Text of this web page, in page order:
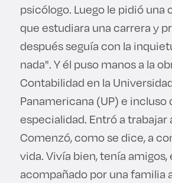
psicólogo. Luego le pidió una
que estudiara una carrera y
después seguía con la
nada". Y él puso manos a la
Contabilidad en la
Panamericana (UP) e incluso
especialidad. Entró a trabajar
Comenzó, como se dice, a
vida. Vivía bien, tenía amigos,
acompañado por una familia